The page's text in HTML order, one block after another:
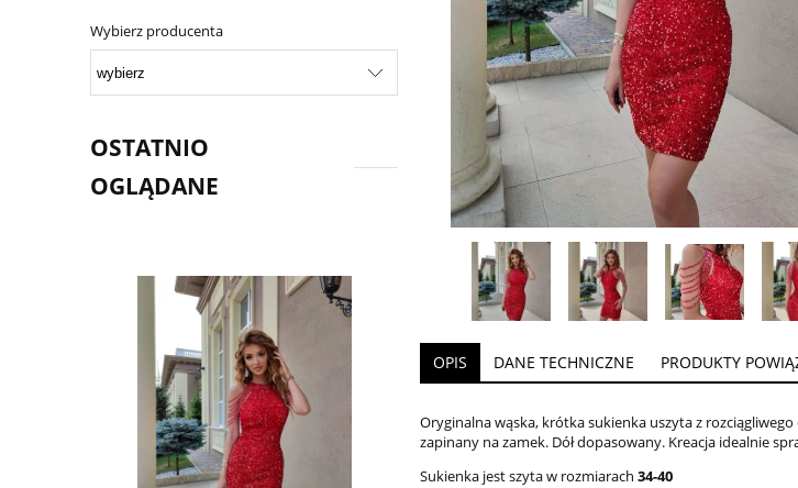
Wybierz producenta
OSTATNIO
OGLĄDANE
OPIS DANE TECHNICZNE PRODUKTY
Oryginalna wąska, krótka sukienka uszyta z
zapinany na zamek. Dół dopasowany. Kreacja idealnie
Sukienka jest szyta w rozmiarach 34-40